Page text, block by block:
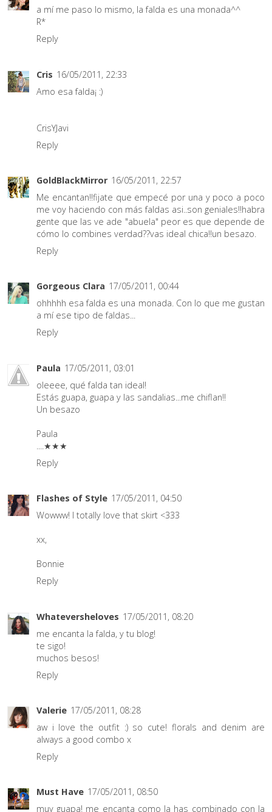
a mí me paso lo mismo, la falda es una monada^^
R*
Reply
Cris 16/05/2011, 22:33
Amo esa falda¡ :)
CrisYJavi
Reply
GoldBlackMirror 16/05/2011, 22:57
Me encantan!!fijate que empecé por una y poco a poco
me voy haciendo con más faldas asi..son geniales!!habra
gente que las ve ade "abuela" peor es que depende de
cómo lo combines verdad??vas ideal chica!!un besazo.
Reply
Gorgeous Clara 17/05/2011, 00:44
ohhhhh esa falda es una monada. Con lo que me gustan
a mí ese tipo de faldas...
Reply
Paula 17/05/2011, 03:01
oleeee, qué falda tan ideal!
Estás guapa, guapa y las sandalias...me chiflan!!
Un besazo
Paula
....★★★
Reply
Flashes of Style 17/05/2011, 04:50
Wowww! I totally love that skirt <333
xx,
Bonnie
Reply
Whateversheloves 17/05/2011, 08:20
me encanta la falda, y tu blog!
te sigo!
muchos besos!
Reply
Valerie 17/05/2011, 08:28
aw i love the outfit :) so cute! florals and denim are
always a good combo x
Reply
Must Have 17/05/2011, 08:50
muy guapa! me encanta como la has combinado con la